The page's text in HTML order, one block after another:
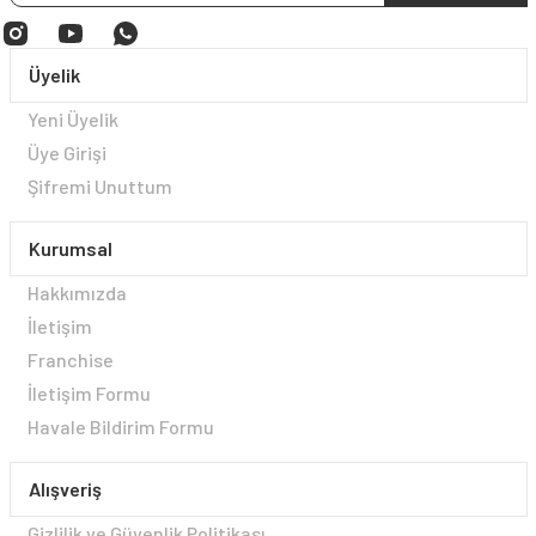
Üyelik
Yeni Üyelik
Üye Girişi
Şifremi Unuttum
Kurumsal
Hakkımızda
İletişim
Franchise
İletişim Formu
Havale Bildirim Formu
Alışveriş